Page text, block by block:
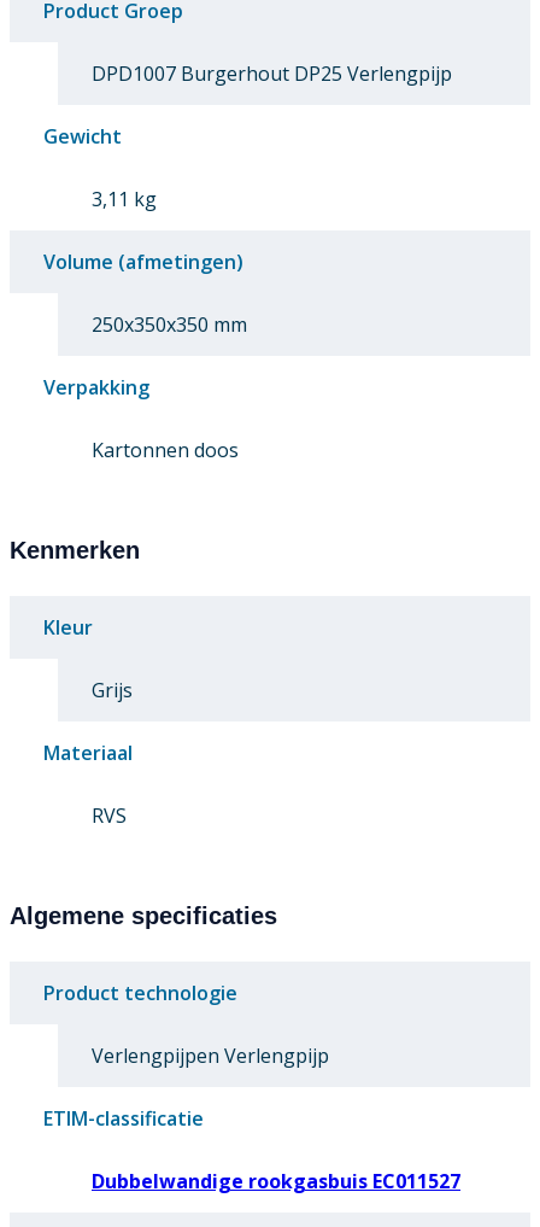
Product Groep
DPD1007 Burgerhout DP25 Verlengpijp
Gewicht
3,11 kg
Volume (afmetingen)
250x350x350 mm
Verpakking
Kartonnen doos
Kenmerken
Kleur
Grijs
Materiaal
RVS
Algemene specificaties
Product technologie
Verlengpijpen Verlengpijp
ETIM-classificatie
Dubbelwandige rookgasbuis EC011527